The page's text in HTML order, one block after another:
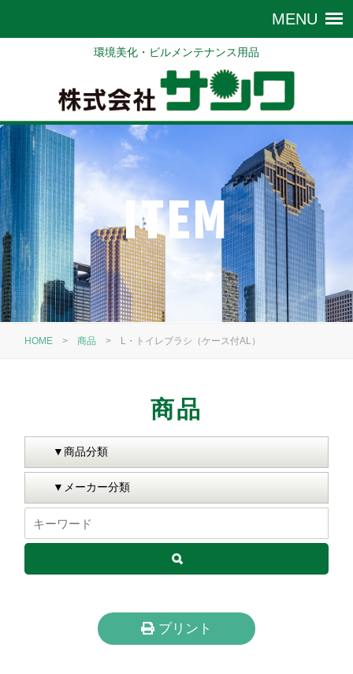
環境美化・ビルメンテナンス用品
ITEM
HOME >商品 > L・トイレブラシ（ケース付AL）
商品
プリント